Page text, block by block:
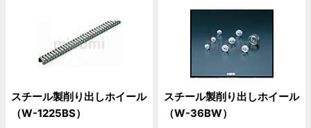
スチール製削り出しホイール
（W-1225BS）
スチール製削り出しホイール
（W-36BW）